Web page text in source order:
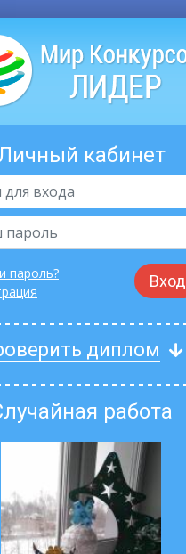
кабинет
Вход
пароль?
диплом
работа